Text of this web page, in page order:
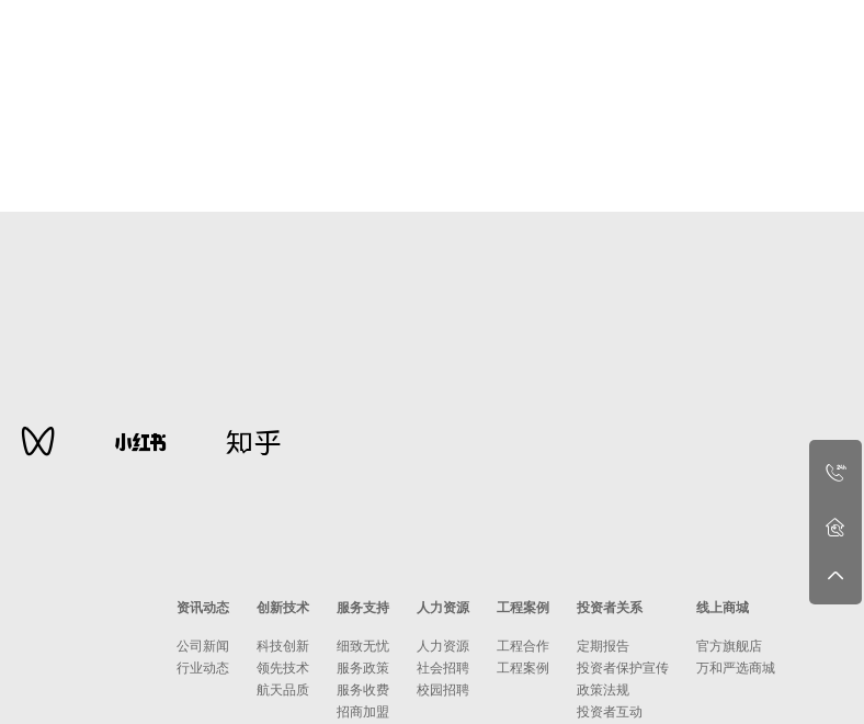
资讯动态
公司新闻
行业动态
创新技术
科技创新
领先技术
航天品质
服务支持
细致无忧
服务政策
服务收费
招商加盟
人力资源
人力资源
社会招聘
校园招聘
工程案例
工程合作
工程案例
投资者关系
定期报告
投资者保护宣传
政策法规
投资者互动
线上商城
官方旗舰店
万和严选商城